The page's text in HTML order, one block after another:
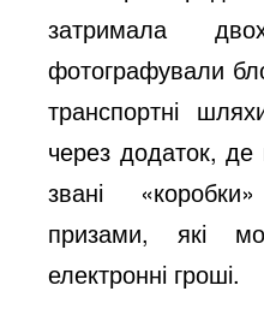
затримала
фотографували
транспортні
через додаток, де
звані
призами, які
електронні гроші.